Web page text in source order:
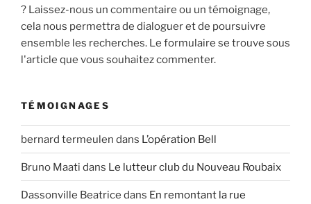
? Laissez-nous un commentaire ou un témoignage,
cela nous permettra de dialoguer et de poursuivre
ensemble les recherches. Le formulaire se trouve sous
l'article que vous souhaitez commenter.
TÉMOIGNAGES
bernard termeulen dans L’opération Bell
Bruno Maati dans Le lutteur club du Nouveau Roubaix
Dassonville Beatrice dans En remontant la rue